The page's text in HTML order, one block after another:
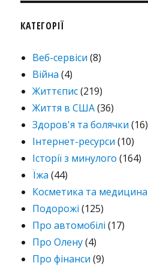
КАТЕГОРІЇ
Веб-сервіси (8)
Війна (4)
Життєпис(219)
Життя в США(36)
Здоров'я та болячки (16)
Інтернет-ресурси (10)
Історії з минулого (164)
Їжа (44)
Косметика та медицина
Подорожі (125)
Про автомобілі (17)
Про Олену(4)
Про фінанси (9)